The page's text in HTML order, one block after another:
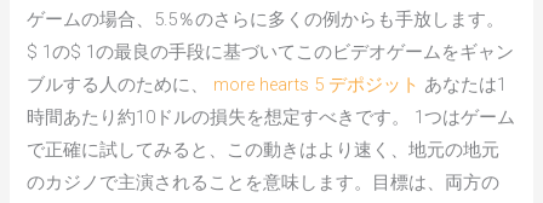
ゲームの場合、5.5％のさらに多くの例からも手放します。
$ 1の$ 1の最良の手段に基づいてこのビデオゲームをギャン
ブルする人のために、 more hearts 5 デポジット あなたは1
時間あたり約10ドルの損失を想定すべきです。 1つはゲーム
で正確に試してみると、この動きはより速く、地元の地元
のカジノで主演されることを意味します。目標は、両方の